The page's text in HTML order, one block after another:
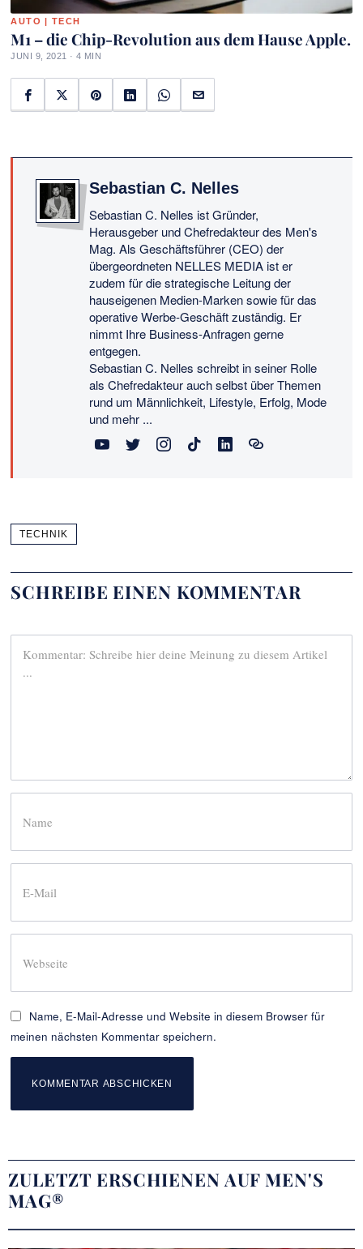
AUTO | TECH
M1 – die Chip-Revolution aus dem Hause Apple.
JUNI 9, 2021 · 4 MIN
Sebastian C. Nelles
Sebastian C. Nelles ist Gründer,
Herausgeber und Chefredakteur des Men's
Mag. Als Geschäftsführer (CEO) der
übergeordneten NELLES MEDIA ist er
zudem für die strategische Leitung der
hauseigenen Medien-Marken sowie für das
operative Werbe-Geschäft zuständig. Er
nimmt Ihre Business-Anfragen gerne
entgegen.
Sebastian C. Nelles schreibt in seiner Rolle
als Chefredakteur auch selbst über Themen
rund um Männlichkeit, Lifestyle, Erfolg, Mode
und mehr ...
TECHNIK
SCHREIBE EINEN KOMMENTAR
Name, E-Mail-Adresse und Website in diesem Browser für
meinen nächsten Kommentar speichern.
ZULETZT ERSCHIENEN AUF MEN'S
MAG®